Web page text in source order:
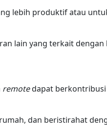
lebih produktif atau
lain yang terkait dengan
remotedapat berkontribusi
dan beristirahat